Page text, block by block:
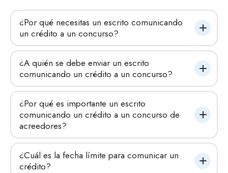
¿Por qué necesitas un escrito comunicando
un crédito a un concurso?
¿A quién se debe enviar un escrito
comunicando un crédito a un concurso?
¿Por qué es importante un escrito
comunicando un crédito a un concurso de
acreedores?
¿Cuál es la fecha límite para comunicar un
crédito?